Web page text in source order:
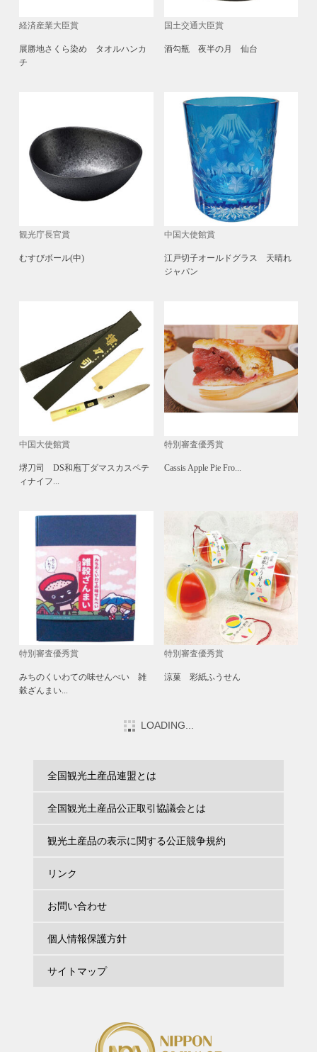
経済産業大臣賞
展勝地さくら染め タオルハンカ
チ
国土交通大臣賞
酒勾瓶 夜半の月 仙台
観光庁長官賞
むすびボール(中)
中国大使館賞
江戸切子オールドグラス 天晴れ
ジャパン
中国大使館賞
堺刀司 DS和庖丁ダマスカスペテ
ィナイフ...
特別審査優秀賞
Cassis Apple Pie Fro...
特別審査優秀賞
みちのくいわての味せんべい 雑
穀ざんまい...
特別審査優秀賞
涼菓 彩紙ふうせん
LOADING...
特別審査優秀賞